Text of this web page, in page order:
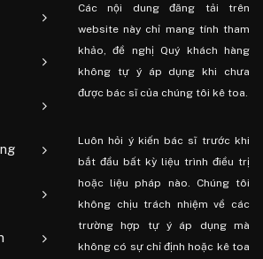
Các nội dung đăng tải trên
website này chỉ mang tính tham
khảo, đề nghị Quý khách hàng
không tự ý áp dụng khi chưa
được bác sĩ của chúng tôi kê toa.
Luôn hỏi ý kiến ​​bác sĩ trước khi
bắt đầu bất kỳ liệu trình điều trị
hoặc liệu pháp nào. Chúng tôi
không chịu trách nhiệm về các
trường hợp tự ý áp dụng mà
không có sự chỉ định hoặc kê toa